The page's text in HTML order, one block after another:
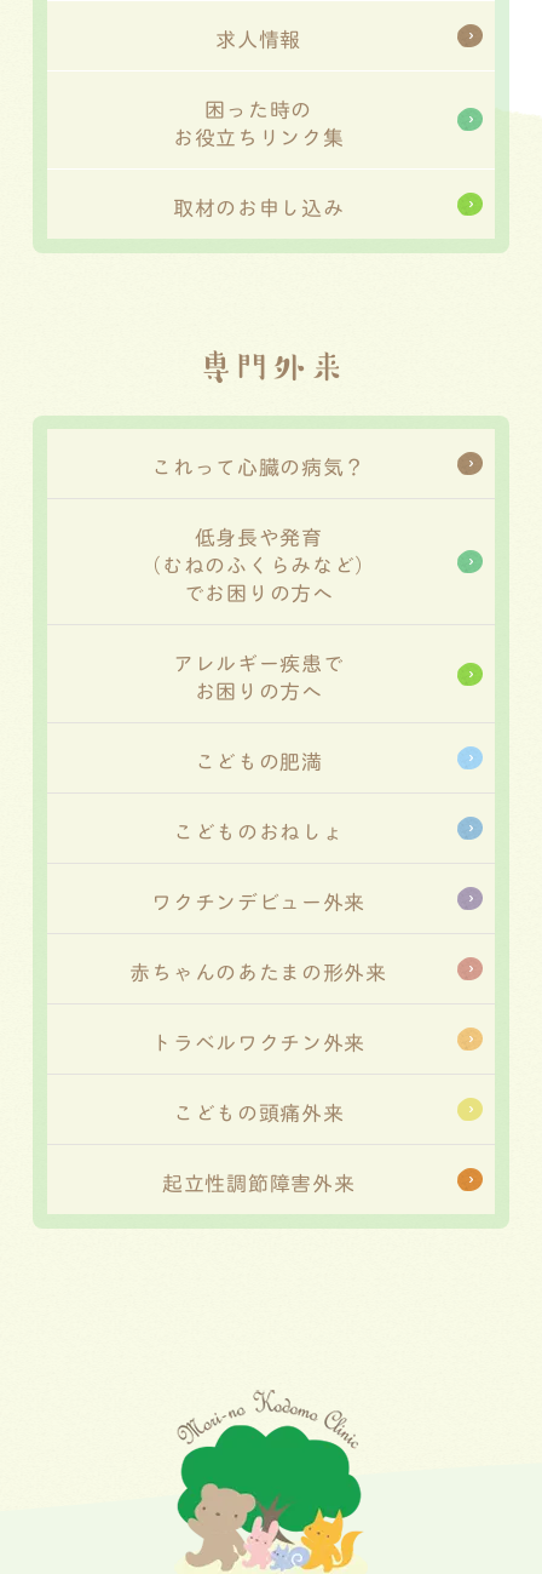
求人情報
困った時の
お役立ちリンク集
取材のお申し込み
専門外来
これって心臓の病気？
低身長や発育
（むねのふくらみなど）
でお困りの方へ
アレルギー疾患で
お困りの方へ
こどもの肥満
こどものおねしょ
ワクチンデビュー外来
赤ちゃんのあたまの形外来
トラベルワクチン外来
こどもの頭痛外来
起立性調節障害外来